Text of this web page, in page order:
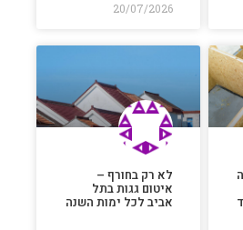
20/07/2026
לא רק בחורף –
איטום גגות בתל
אביב לכל ימות השנה